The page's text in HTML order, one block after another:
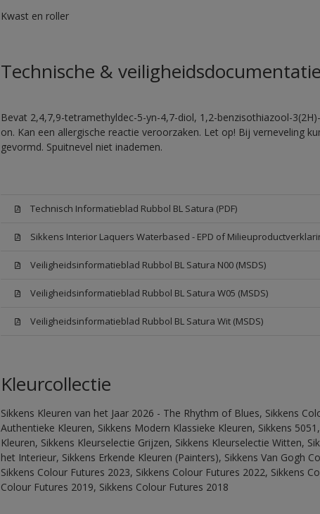
Kwast en roller
Technische & veiligheidsdocumentatie
Bevat 2,4,7,9-tetramethyldec-5-yn-4,7-diol, 1,2-benzisothiazool-
on. Kan een allergische reactie veroorzaken. Let op! Bij verneveling
gevormd. Spuitnevel niet inademen.
Technisch Informatieblad Rubbol BL Satura (PDF)
Sikkens Interior Laquers Waterbased - EPD of
Veiligheidsinformatieblad Rubbol BL Satura N00 (MSDS)
Veiligheidsinformatieblad Rubbol BL Satura W05 (MSDS)
Veiligheidsinformatieblad Rubbol BL Satura Wit (MSDS)
Kleurcollectie
Sikkens Kleuren van het Jaar 2026 - The Rhythm of Blues, Sikkens
Authentieke Kleuren, Sikkens Modern Klassieke Kleuren, Sikkens
Kleuren, Sikkens Kleurselectie Grijzen, Sikkens Kleurselectie Witten,
het Interieur, Sikkens Erkende Kleuren (Painters), Sikkens Van Gogh
Sikkens Colour Futures 2023, Sikkens Colour Futures 2022, Sikkens
Colour Futures 2019, Sikkens Colour Futures 2018